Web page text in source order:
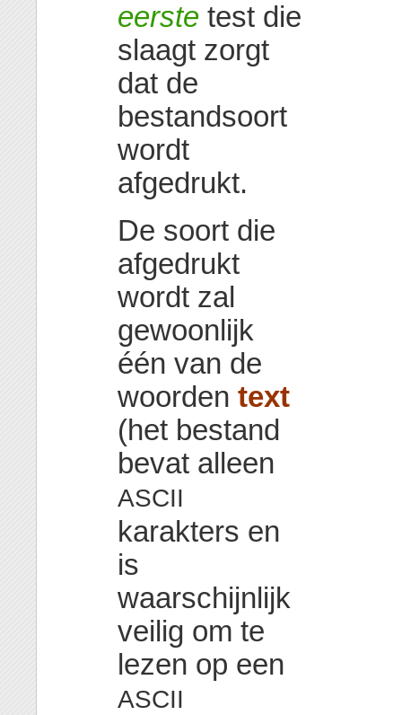
eerstetest die
slaagt zorgt
dat de
bestandsoort
wordt
afgedrukt.
De soort die
afgedrukt
wordt zal
gewoonlijk
één van de
woorden text
(het bestand
bevat alleen
ASCII
karakters en
is
waarschijnlijk
veilig om te
lezen op een
ASCII